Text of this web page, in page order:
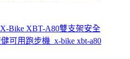
X-Bike XBT-A80雙支架安全
可用跑步機_x-bike xbt-a80